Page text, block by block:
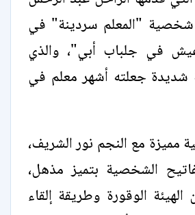
شخصية "المعلم سردينة" في
في جلباب أبي"، والذي
شديدة جعلته أشهر معلم في
مميزة مع النجم نور الشريف،
الشخصية بتميز مذهل،
الوقورة وطريقة إلقاء